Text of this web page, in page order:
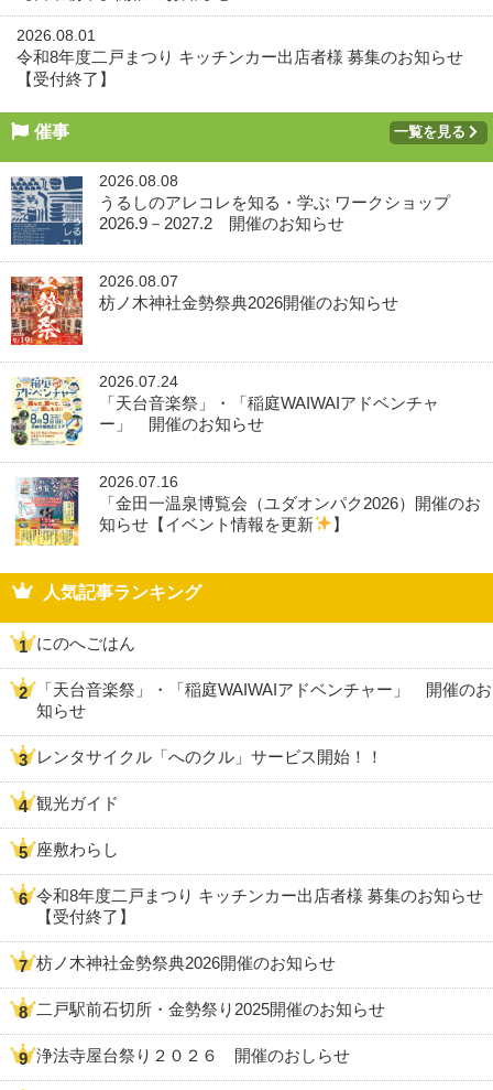
2026.08.01
令和8年度二戸まつり キッチンカー出店者様 募集のお知らせ
【受付終了】
催事 一覧を見る
2026.08.08
うるしのアレコレを知る・学ぶ ワークショップ
2026.9－2027.2 開催のお知らせ
2026.08.07
枋ノ木神社金勢祭典2026開催のお知らせ
2026.07.24
「天台音楽祭」・「稲庭WAIWAIアドベンチャ
ー」 開催のお知らせ
2026.07.16
「金田一温泉博覧会（ユダオンパク2026）開催のお
知らせ【イベント情報を更新
】
人気記事ランキング
にのへごはん
「天台音楽祭」・「稲庭WAIWAIアドベンチャー」 開催のお
知らせ
レンタサイクル「へのクル」サービス開始！！
観光ガイド
座敷わらし
令和8年度二戸まつり キッチンカー出店者様 募集のお知らせ
【受付終了】
枋ノ木神社金勢祭典2026開催のお知らせ
二戸駅前石切所・金勢祭り2025開催のお知らせ
浄法寺屋台祭り２０２６ 開催のおしらせ